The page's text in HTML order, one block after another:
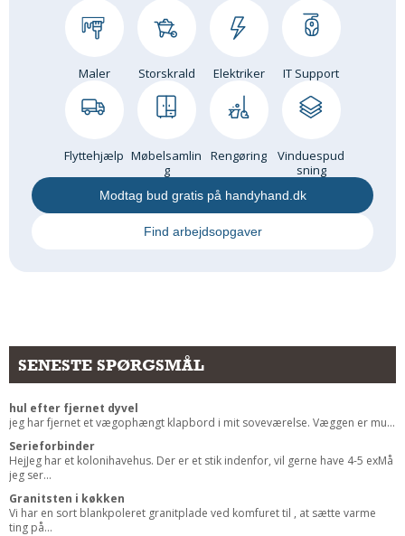
Rengøring Af Overflader
Maler Storskrald Elektriker IT Support
Flyttehjælp Møbelsamlin
g
Rengøring
Vinduespud
sning
Modtag bud gratis på handyhand.dk
Find arbejdsopgaver
SENESTE SPØRGSMÅL
hul efter fjernet dyvel
jeg har fjernet et vægophængt klapbord i mit soveværelse. Væggen er mu...
Serieforbinder
HejJeg har et kolonihavehus. Der er et stik indenfor, vil gerne have 4-5 exMå
jeg ser...
Granitsten i køkken
Vi har en sort blankpoleret granitplade ved komfuret til , at sætte varme
ting på...